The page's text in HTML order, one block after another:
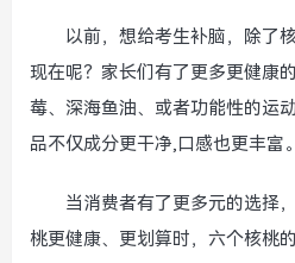
以前，想给考生补脑，除了
现在呢？家长们有了更多更健康
莓、深海鱼油、或者功能性的运
品不仅成分更干净,口感也更丰富。
当消费者有了更多元的选择
桃更健康、更划算时，六个核桃